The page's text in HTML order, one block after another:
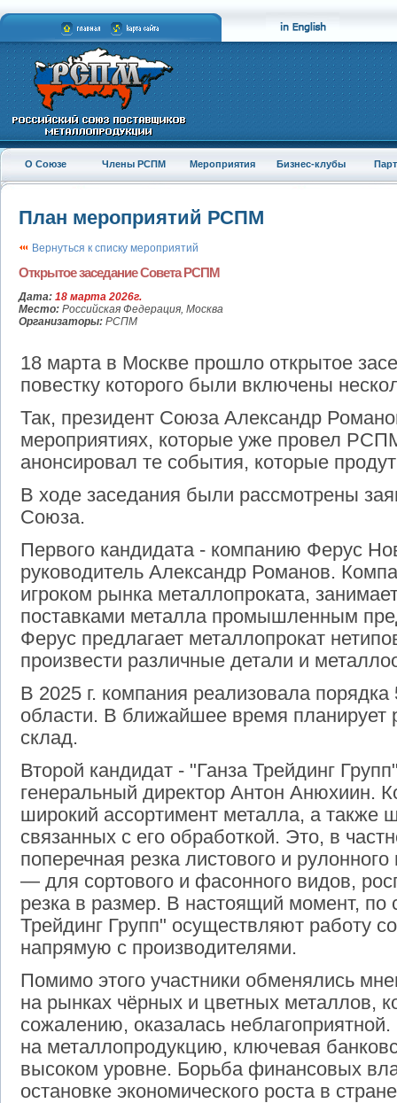
О Союзе Члены РСПМ Мероприятия Бизнес-клубы
План мероприятий РСПМ
Вернуться к списку мероприятий
Открытое заседание Совета РСПМ
Дата: 18 марта 2026г.
Место: Российская Федерация, Москва
Организаторы: РСПМ
18 марта в Москве прошло открытое
повестку которого были включены
Так, президент Союза Александр
мероприятиях, которые уже провел
анонсировал те события, которые
В ходе заседания были рассмотрены
Союза.
Первого кандидата - компанию Ферус
руководитель Александр Романов.
игроком рынка металлопроката,
поставками металла промышленным
Ферус предлагает металлопрокат
произвести различные детали и
В 2025 г. компания реализовала
области. В ближайшее время планирует
склад.
Второй кандидат - "Ганза Трейдинг
генеральный директор Антон Анюхиин.
широкий ассортимент металла, а также
связанных с его обработкой. Это, в
поперечная резка листового и
— для сортового и фасонного видов,
резка в размер. В настоящий момент,
Трейдинг Групп" осуществляют работу
напрямую с производителями.
Помимо этого участники обменялись
на рынках чёрных и цветных металлов,
сожалению, оказалась
на металлопродукцию, ключевая
высоком уровне. Борьба финансовых
остановке экономического роста в